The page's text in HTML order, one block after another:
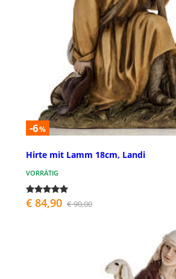
-6%
Hirte mit Lamm 18cm, Landi
VORRÄTIG
€ 84,90 € 90,00